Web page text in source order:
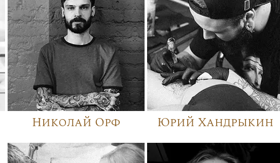
Николай Орф Юрий Хандрыкин